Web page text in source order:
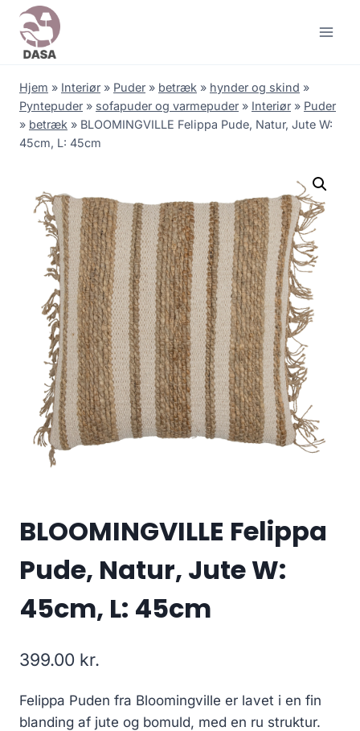
Skip
content
Hjem » Interiør » Puder » betræk » hynder og skind »
Pyntepuder » sofapuder og varmepuder » Interiør » Puder
» betræk » BLOOMINGVILLE Felippa Pude, Natur, Jute W:
45cm, L: 45cm
BLOOMINGVILLE Felippa
Pude, Natur, Jute W:
45cm, L: 45cm
399.00 kr.
Felippa Puden fra Bloomingville er lavet i en fin
blanding af jute og bomuld, med en ru struktur.